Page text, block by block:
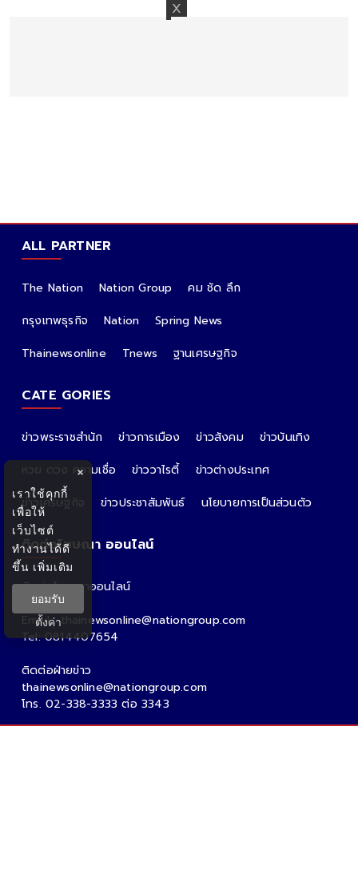
ALL PARTNER
The Nation Nation Group
คม ชัด ลึก
กรุงเทพธุรกิจ
Nation
Spring News
Thainewsonline
Tnews ฐานเศรษฐกิจ
CATE GORIES
ข่าวพระราชสำนัก ข่าวการเมือง ข่าวสังคม
ข่าวบันเทิง
หวย ดวง ความเชื่อ
ข่าววาไรตี้
ข่าวต่างประเทศ
ข่าวเศรษฐกิจ
ข่าวประชาสัมพันธ์ นโยบายการเป็นส่วนตัว
ติดต่อโฆษณา ออนไลน์
ติดต่อโฆษณาออนไลน์
คุณอ้อ
Email : thainewsonline@nationgroup.com
Tel: 0814407654
ติดต่อฝ่ายข่าว
thainewsonline@nationgroup.com
โทร. 02-338-3333 ต่อ 3343
×
เราใช้คุกกี้
เพื่อให้
เว็บไซต์
ทำงานได้ดี
ขึ้น เพิ่มเติม
ยอมรับ
ตั้งค่า